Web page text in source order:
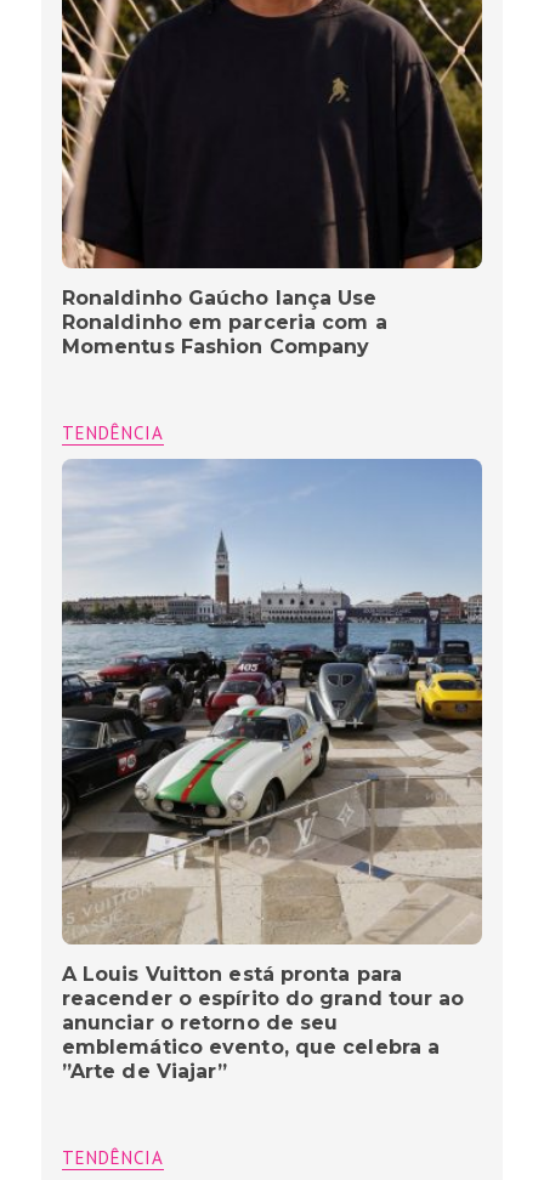
Ronaldinho Gaúcho lança Use
Ronaldinho em parceria com a
Momentus Fashion Company
TENDÊNCIA
A Louis Vuitton está pronta para
reacender o espírito do grand tour ao
anunciar o retorno de seu
emblemático evento, que celebra a
”Arte de Viajar”
TENDÊNCIA